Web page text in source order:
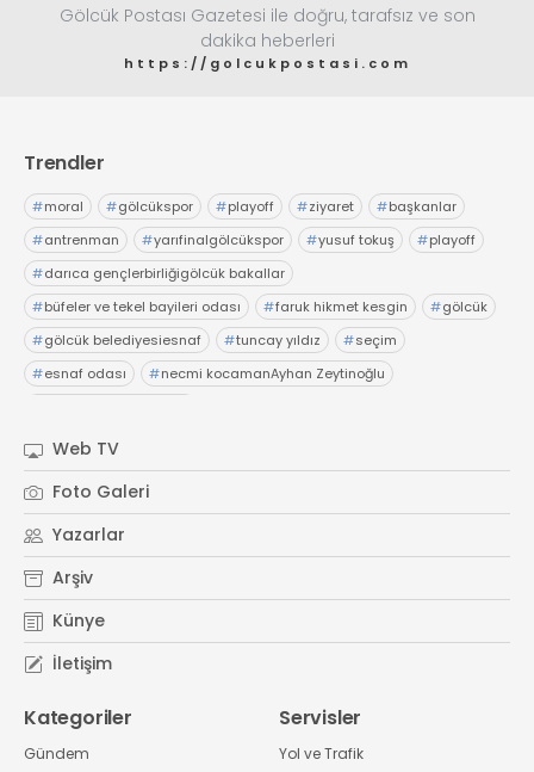
Gölcük Postası Gazetesi ile doğru, tarafsız ve son
dakika heberleri
https://golcukpostasi.com
Trendler
#moral #gölcükspor #playoff #ziyaret #başkanlar
#antrenman #yarıfinalgölcükspor #yusuf tokuş #playoff
#darıca gençlerbirliğigölcük bakallar
#büfeler ve tekel bayileri odası #faruk hikmet kesgin #gölcük
#gölcük belediyesiesnaf #tuncay yıldız #seçim
#esnaf odası #necmi kocamanAyhan Zeytinoğlu
Web TV
Foto Galeri
Yazarlar
Arşiv
Künye
İletişim
Kategoriler
Gündem
Servisler
Yol ve Trafik